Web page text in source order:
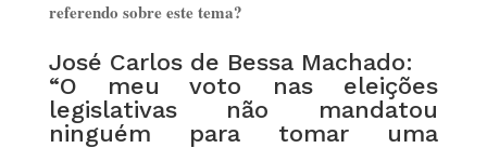
referendo sobre este tema?
José Carlos de Bessa Machado:
“O meu voto nas eleições
legislativas não mandatou
ninguém para tomar uma